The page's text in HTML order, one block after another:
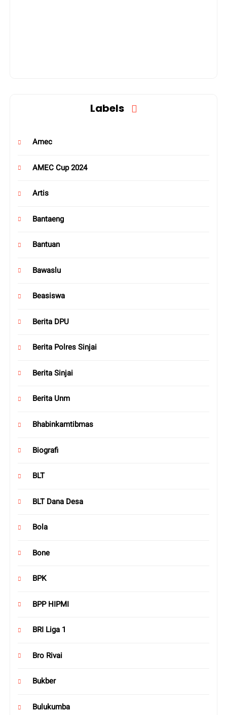
Labels
Amec
AMEC Cup 2024
Artis
Bantaeng
Bantuan
Bawaslu
Beasiswa
Berita DPU
Berita Polres Sinjai
Berita Sinjai
Berita Unm
Bhabinkamtibmas
Biografi
BLT
BLT Dana Desa
Bola
Bone
BPK
BPP HIPMI
BRI Liga 1
Bro Rivai
Bukber
Bulukumba